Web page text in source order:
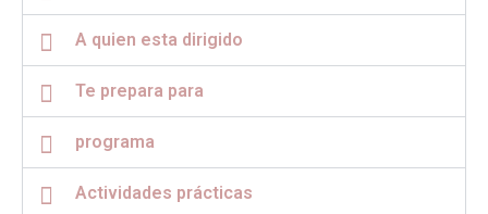
A quien esta dirigido
Te prepara para
programa
Actividades prácticas